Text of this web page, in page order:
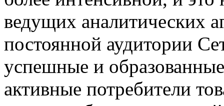
ведущих аналитических
постоянной аудитории
успешные и
активные потребители